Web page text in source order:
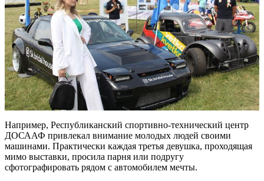
Например, Республиканский спортивно-технический центр
ДОСААФ привлекал внимание молодых людей своими
машинами. Практически каждая третья девушка, проходящая
мимо выставки, просила парня или подругу
сфотографировать рядом с автомобилем мечты.